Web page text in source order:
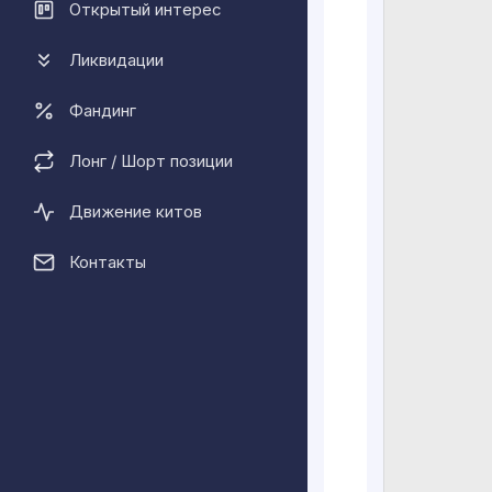
Открытый интерес
Ликвидации
Фандинг
Лонг / Шорт позиции
Движение китов
Контакты